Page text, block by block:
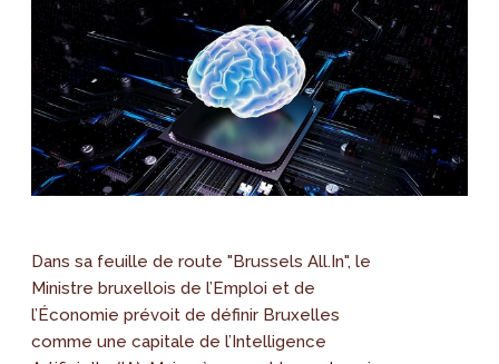
Dans sa feuille de route "Brussels All.In", le
Ministre bruxellois de l’Emploi et de
l’Économie prévoit de définir Bruxelles
comme une capitale de l’Intelligence